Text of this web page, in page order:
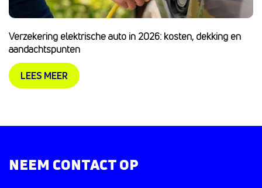
Verzekering elektrische auto in 2026: kosten, dekking en
aandachtspunten
LEES MEER
NEEM CONTACT OP